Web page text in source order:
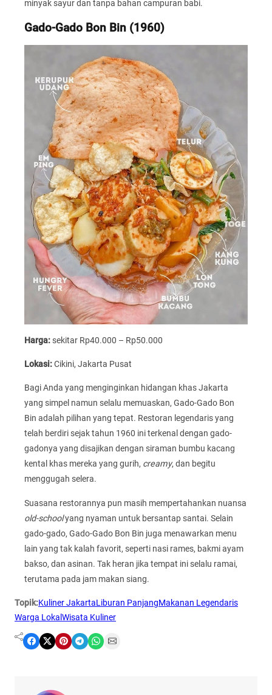
minyak sayur dan tanpa bahan campuran babi.
Gado-Gado Bon Bin (1960)
Harga: sekitar Rp40.000 – Rp50.000
Lokasi:Cikini, Jakarta Pusat
Bagi Anda yang menginginkan hidangan khas Jakarta
yang simpel namun selalu memuaskan, Gado-Gado Bon
Bin adalah pilihan yang tepat. Restoran legendaris yang
telah berdiri sejak tahun 1960 ini terkenal dengan gado-
gadonya yang disajikan dengan siraman bumbu kacang
kental khas mereka yang gurih, creamy, dan begitu
menggugah selera.
Suasana restorannya pun masih mempertahankan nuansa
old-schoolyang nyaman untuk bersantap santai. Selain
gado-gado, Gado-Gado Bon Bin juga menawarkan menu
lain yang tak kalah favorit, seperti nasi rames, bakmi ayam
bakso, dan asinan. Tak heran jika tempat ini selalu ramai,
terutama pada jam makan siang.
Topik:Kuliner JakartaLiburan PanjangMakanan Legendaris
Warga Lokal Wisata Kuliner
Share on Facebook Share on X Share on Pinterest Share on Telegram Share on WhatsApp Share on Email